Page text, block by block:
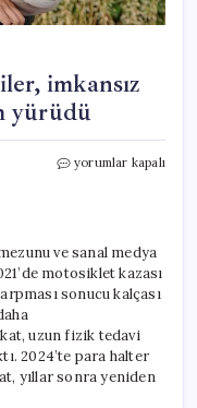
imkansız
yürüdü
‘Sen
başardı:
Şansım
yürüdü
yorumlar kapalı
ve sanal medya
motosiklet kazası
sonucu kalçası
uzun fizik tedavi
2024’te para halter
yıllar sonra yeniden